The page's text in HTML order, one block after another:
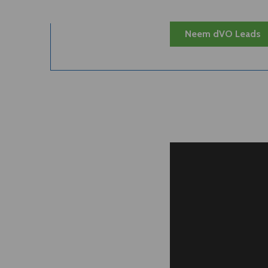
Neem dVO Leads